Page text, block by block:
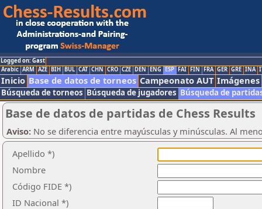
Logged on: Gast
Arabic ARM AZE BIH BUL CAT CHN CRO CZE DEN ENG ESP FAI FIN FRA GER GRE INA
Inicio Base de datos de torneos Campeonato AUT Imágenes
Búsqueda de torneos Búsqueda de jugadores Búsqueda de
Base de datos de partidas de Chess Results
Aviso: No se diferencia entre mayúsculas y minúsculas. Al
Apellido *)
Nombre
Código FIDE *)
ID Nacional *)